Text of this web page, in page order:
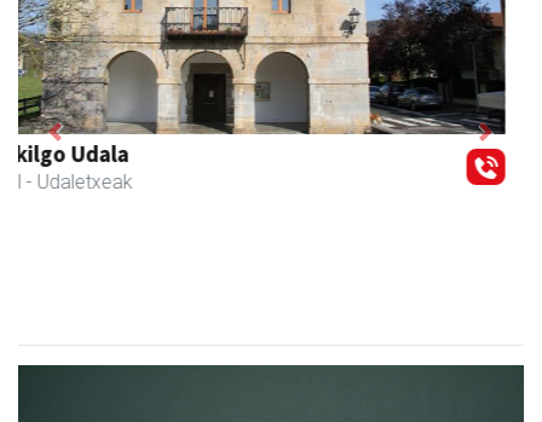
Previous Next